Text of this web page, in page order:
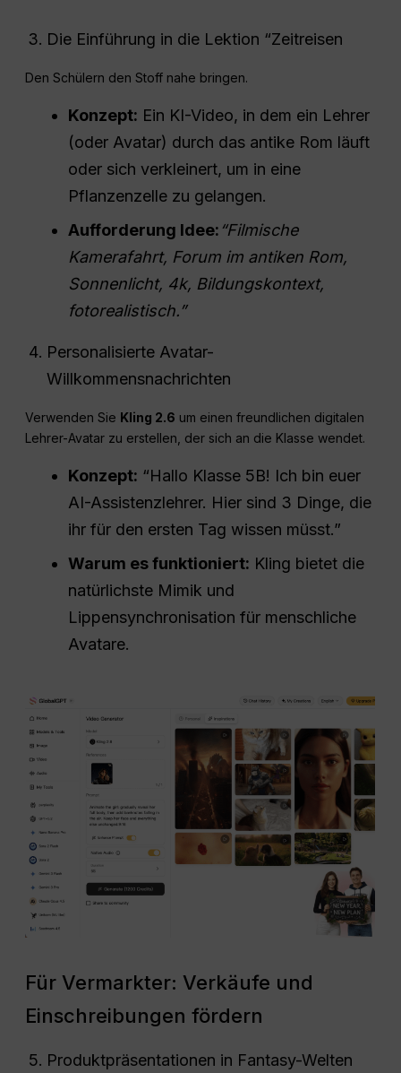
Die Einführung in die Lektion “Zeitreisen
Den Schülern den Stoff nahe bringen.
Konzept: Ein KI-Video, in dem ein Lehrer
(oder Avatar) durch das antike Rom läuft
oder sich verkleinert, um in eine
Pflanzenzelle zu gelangen.
Aufforderung Idee: “Filmische
Kamerafahrt, Forum im antiken Rom,
Sonnenlicht, 4k, Bildungskontext,
fotorealistisch.”
Personalisierte Avatar-
Willkommensnachrichten
Verwenden Sie Kling 2.6 um einen freundlichen digitalen
Lehrer-Avatar zu erstellen, der sich an die Klasse wendet.
Konzept: “Hallo Klasse 5B! Ich bin euer
AI-Assistenzlehrer. Hier sind 3 Dinge, die
ihr für den ersten Tag wissen müsst.”
Warum es funktioniert: Kling bietet die
natürlichste Mimik und
Lippensynchronisation für menschliche
Avatare.
Für Vermarkter: Verkäufe und
Einschreibungen fördern
Produktpräsentationen in Fantasy-Welten